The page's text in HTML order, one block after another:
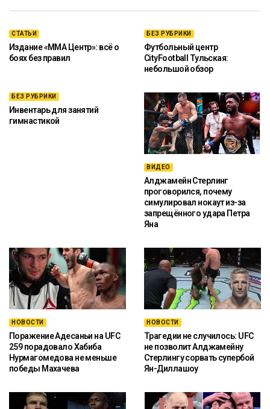
СТАТЬИ
Издание «ММА Центр»: всё о
боях без правил
БЕЗ РУБРИКИ
Футбольный центр
CityFootball Тульская:
небольшой обзор
БЕЗ РУБРИКИ
Инвентарь для занятий
гимнастикой
ВИДЕО
Алджамейн Стерлинг
проговорился, почему
симулировал нокаут из-за
запрещённого удара Петра
Яна
НОВОСТИ
Поражение Адесаньи на UFC
259 порадовало Хабиба
Нурмагомедова не меньше
победы Махачева
НОВОСТИ
Трагедии не случилось: UFC
не позволит Алджамейну
Стерлингу сорвать супербой
Ян-Диллашоу